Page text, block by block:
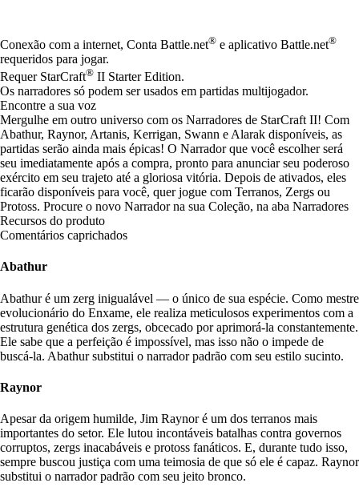
Available actions
Conexão com a internet, Conta Battle.net® e aplicativo Battle.net®
requeridos para jogar.
Requer StarCraft® II Starter Edition.
Os narradores só podem ser usados em partidas multijogador.
Encontre a sua voz
Mergulhe em outro universo com os Narradores de StarCraft II! Com
Abathur, Raynor, Artanis, Kerrigan, Swann e Alarak disponíveis, as
partidas serão ainda mais épicas! O Narrador que você escolher será
seu imediatamente após a compra, pronto para anunciar seu poderoso
exército em seu trajeto até a gloriosa vitória. Depois de ativados, eles
ficarão disponíveis para você, quer jogue com Terranos, Zergs ou
Protoss. Procure o novo Narrador na sua Coleção, na aba Narradores
Recursos do produto
Comentários caprichados
Abathur
Abathur é um zerg inigualável — o único de sua espécie. Como mestre
evolucionário do Enxame, ele realiza meticulosos experimentos com a
estrutura genética dos zergs, obcecado por aprimorá-la constantemente.
Ele sabe que a perfeição é impossível, mas isso não o impede de
buscá-la. Abathur substitui o narrador padrão com seu estilo sucinto.
Raynor
Apesar da origem humilde, Jim Raynor é um dos terranos mais
importantes do setor. Ele lutou incontáveis batalhas contra governos
corruptos, zergs inacabáveis e protoss fanáticos. E, durante tudo isso,
sempre buscou justiça com uma teimosia de que só ele é capaz. Raynor
substitui o narrador padrão com seu jeito bronco.